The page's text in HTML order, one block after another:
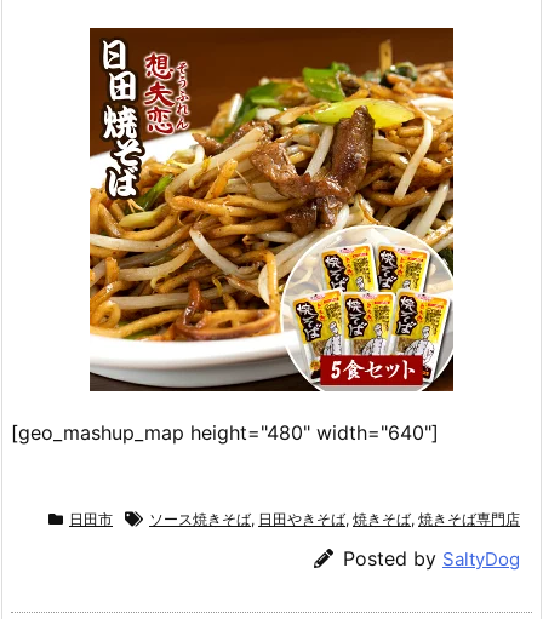
[geo_mashup_map height="480" width="640"]
日田市 ソース焼きそば, 日田やきそば, 焼きそば, 焼きそば専門店
Posted by SaltyDog